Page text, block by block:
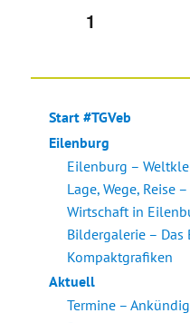
Beiträge
1
Start #TGVeb
Eilenburg
Eilenburg –
Lage, Wege, Reise
Wirtschaft in
Bildergalerie – Das
Kompaktgrafiken
Aktuell
Termine –